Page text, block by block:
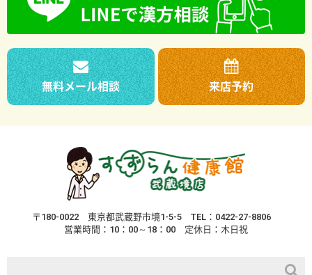
無料メール相談 来店予約
〒180-0022 東京都武蔵野市境1-5-5
TEL：0422-27-8806
営業時間：10：00～18：00
定休日：木日祝